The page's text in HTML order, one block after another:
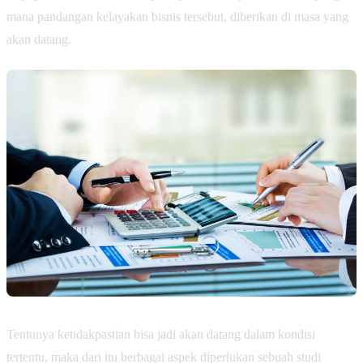
mana pandangan kelayakan bisnis tersebut, diberikan di masa yang
akan datang.
Tentunya ketidakpastian bisa jadi akan datang dalam kondisi
tertentu, maka dari itu berbagai aspek diperlukan sebuah studi